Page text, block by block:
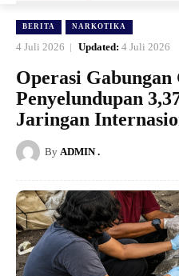
BERITA NARKOTIKA
4 Juli 2026 Updated: 4 Juli 2026
Operasi Gabungan
Penyelundupan
Jaringan
By ADMIN .